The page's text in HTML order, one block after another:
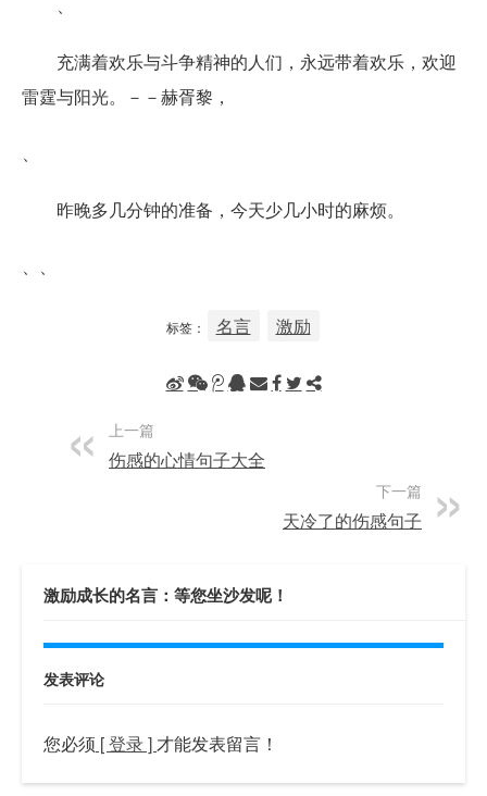
充满着欢乐与斗争精神的人们，永远带着欢乐，欢迎
雷霆与阳光。－－赫胥黎，
昨晚多几分钟的准备，今天少几小时的麻烦。
标签： 名言 激励
上一篇
伤感的心情句子大全
下一篇
天冷了的伤感句子
激励成长的名言：等您坐沙发呢！
发表评论
您必须 [ 登录 ] 才能发表留言！